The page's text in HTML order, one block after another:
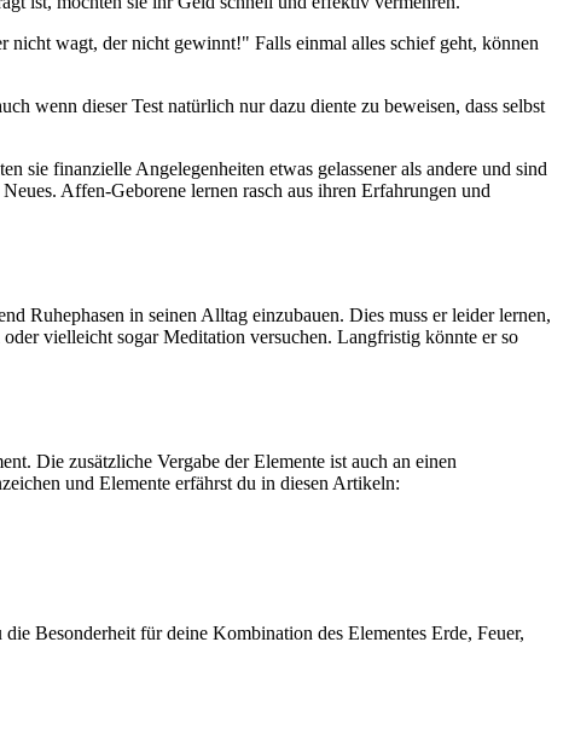
wagt, der nicht gewinnt!" Falls einmal alles schief geht, können
wenn dieser Test natürlich nur dazu diente zu beweisen, dass selbst
sie finanzielle Angelegenheiten etwas gelassener als andere und sind
Affen-Geborene lernen rasch aus ihren Erfahrungen und
Ruhephasen in seinen Alltag einzubauen. Dies muss er leider lernen,
vielleicht sogar Meditation versuchen. Langfristig könnte er so
Die zusätzliche Vergabe der Elemente ist auch an einen
und Elemente erfährst du in diesen Artikeln:
Besonderheit für deine Kombination des Elementes Erde, Feuer,